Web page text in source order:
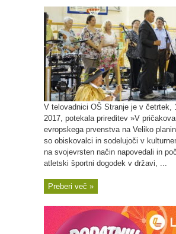
V telovadnici OŠ Stranje je v četrtek,
2017, potekala prireditev »V
evropskega prvenstva na Veliko
so obiskovalci in sodelujoči v
na svojevrsten način napovedali in
atletski športni dogodek v državi, ...
Preberi več »